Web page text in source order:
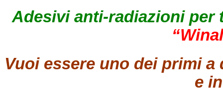
Adesivi anti-radiazioni
Vuoi essere uno dei primi
e